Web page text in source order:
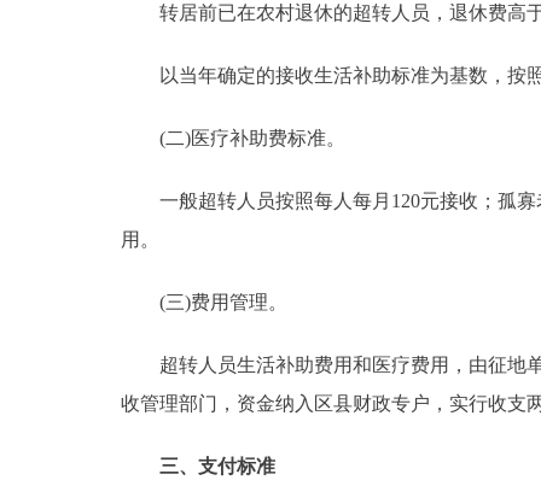
DEUTSCH
ESPAÑOL
转居前已在农村退休的超转人员，退休费高
以当年确定的接收生活补助标准为基数，按
(二)医疗补助费标准。
一般超转人员按照每人每月120元接收；孤寡
用。
(三)费用管理。
超转人员生活补助费用和医疗费用，由征地单
收管理部门，资金纳入区县财政专户，实行收支
三、支付标准